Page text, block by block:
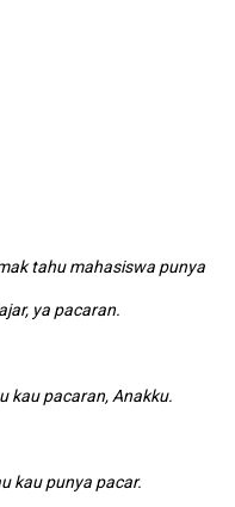
tahu mahasiswa punya
ya pacaran.
pacaran, Anakku.
punya pacar.